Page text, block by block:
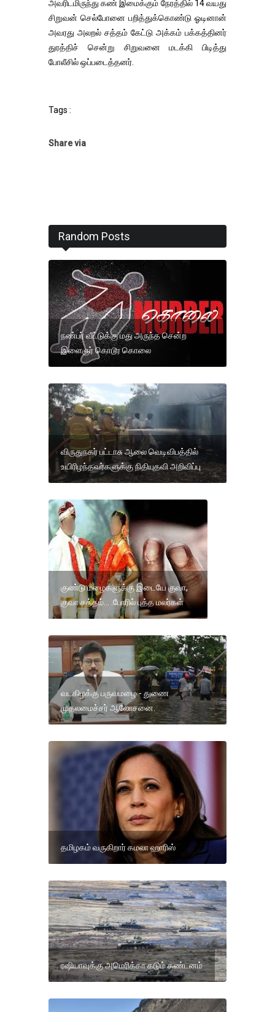
அவரிடமிருந்து கண் இமைக்கும் நேரத்தில் 14 வயது
சிறுவன் செல்போனை பறித்துக்கொண்டு ஓடினான்
அவரது அலறல் சத்தம் கேட்டு அக்கம் பக்கத்தினர்
துரத்திச் சென்று சிறுவனை மடக்கி பிடித்து
போலீசில் ஒப்படைத்தனர்.
Tags :
Share via
Random Posts
நண்பர் வீட்டுக்கு மது அருந்த சென்ற
இளைஞர் கொடூர கொலை
விருதுநகர் பட்டாசு ஆலை வெடிவிபத்தில்
உயிரிழந்தவர்களுக்கு நிதியுதவி அறிவிப்பு
குண்டு மழைகளுக்கு இடையே குவா,
குவா சத்தம்... .போரில் புத்த மலர்கள்
வடகிழக்கு பருவமழை - துணை
முதலமைச்சர் ஆலோசனை.
தமிழகம் வருகிறார் கமலா ஹாரிஸ்
ரஷியாவுக்கு அமெரிக்கா கடும் கண்டனம்